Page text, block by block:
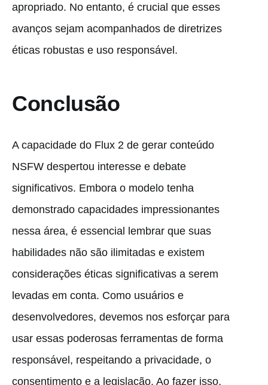
apropriado. No entanto, é crucial que esses
avanços sejam acompanhados de diretrizes
éticas robustas e uso responsável.
Conclusão
A capacidade do Flux 2 de gerar conteúdo
NSFW despertou interesse e debate
significativos. Embora o modelo tenha
demonstrado capacidades impressionantes
nessa área, é essencial lembrar que suas
habilidades não são ilimitadas e existem
considerações éticas significativas a serem
levadas em conta. Como usuários e
desenvolvedores, devemos nos esforçar para
usar essas poderosas ferramentas de forma
responsável, respeitando a privacidade, o
consentimento e a legislação. Ao fazer isso,